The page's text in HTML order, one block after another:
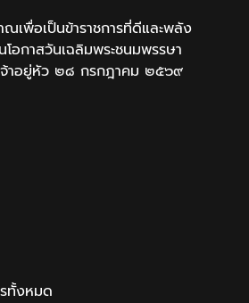
พื่อเป็นข้าราชการที่ดีและพลัง
อกาสวันเฉลิมพระชนมพรรษา
จ้าอยู่หัว ๒๘ กรกฎาคม ๒๕๖๙
ทั้งหมด